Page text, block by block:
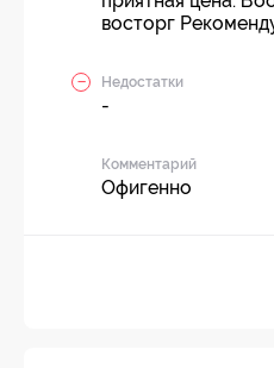
восторг
Недостатки
-
Комментарий
Офигенно